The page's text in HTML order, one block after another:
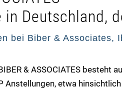
in Deutschland,
bei Biber & Associates,
& ASSOCIATES besteht
Anstellungen, etwa